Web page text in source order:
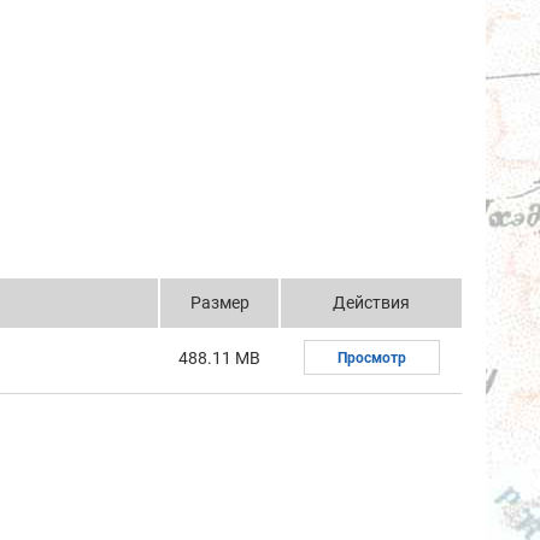
Размер Действия
488.11 MB Просмотр